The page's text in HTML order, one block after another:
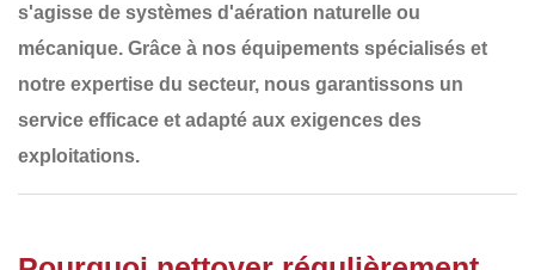
s'agisse de systèmes d'aération naturelle ou
mécanique. Grâce à nos équipements spécialisés et
notre expertise du secteur, nous garantissons un
service efficace et adapté aux exigences des
exploitations.